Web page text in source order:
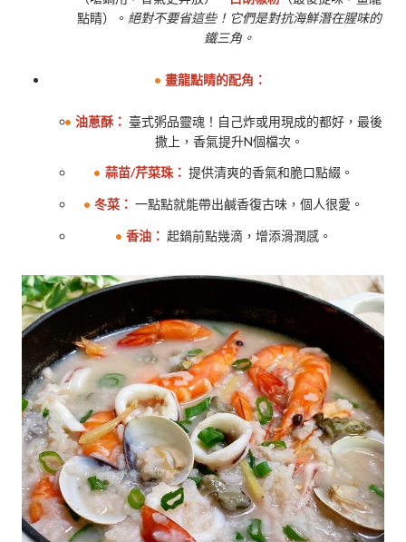
點睛）。 絕對不要省這些！它們是對抗海鮮潛在腥味的
鐵三角。
畫龍點睛的配角：
油蔥酥： 臺式粥品靈魂！自己炸或用現成的都好，最後
撒上，香氣提升N個檔次。
蒜苗/芹菜珠： 提供清爽的香氣和脆口點綴。
冬菜： 一點點就能帶出鹹香復古味，個人很愛。
香油： 起鍋前點幾滴，增添滑潤感。